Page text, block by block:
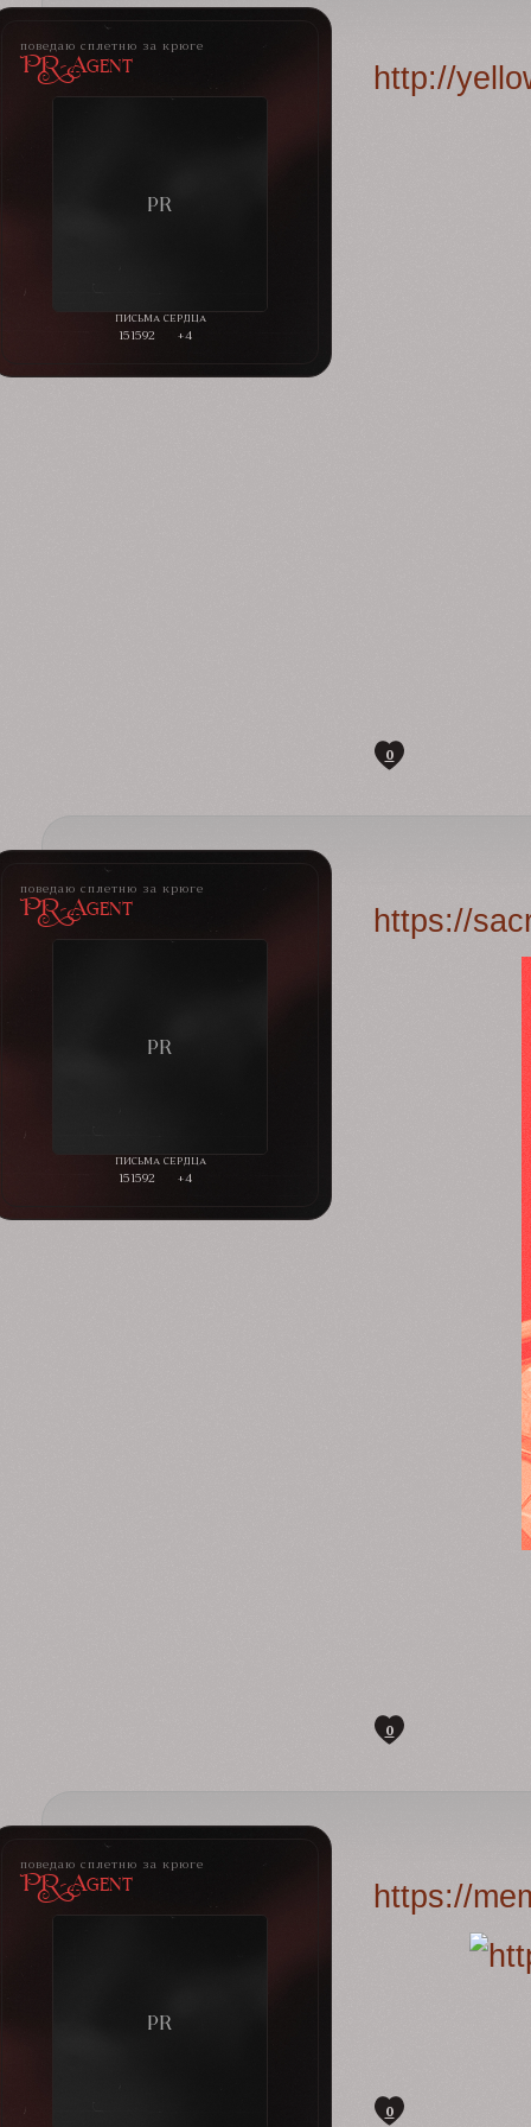
поведаю сплетню за крюге
PR-Agent
151592 +4
http://
0
поведаю сплетню за крюге
PR-Agent
151592 +4
https://
0
поведаю сплетню за крюге
PR-Agent https://
0